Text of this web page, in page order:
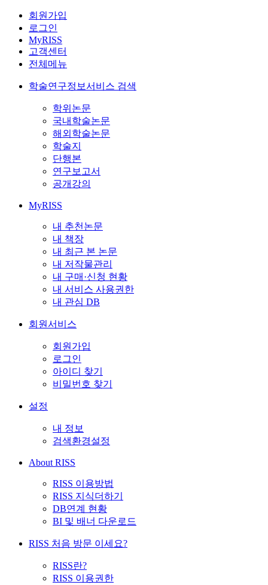
회원가입
로그인
MyRISS
고객센터
전체메뉴
학술연구정보서비스 검색
학위논문
국내학술논문
해외학술논문
학술지
단행본
연구보고서
공개강의
MyRISS
내 추천논문
내 책장
내 최근 본 논문
내 저작물관리
내 구매·신청 현황
내 서비스 사용권한
내 관심 DB
회원서비스
회원가입
로그인
아이디 찾기
비밀번호 찾기
설정
내 정보
검색환경설정
About RISS
RISS 이용방법
RISS 지식더하기
DB연계 현황
BI 및 배너 다운로드
RISS 처음 방문 이세요?
RISS란?
RISS 이용권한